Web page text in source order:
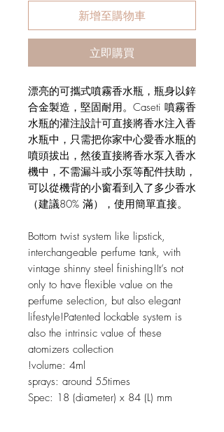
新增至購物車
立即購買
漂亮的可攜式噴霧香水瓶，瓶身以鋅
合金製造，堅固耐用。Caseti 噴霧香
水瓶的灌注設計可直接將香水注入香
水瓶中，只需把你家中心愛香水瓶的
噴頭拔出，然後直接將香水泵入香水
機中，不需漏斗或小泵等配件扶助，
可以從機背的小窗看到入了多少香水
（建議80% 滿），使用簡單直接。
Bottom twist system like lipstick,
interchangeable perfume tank, with
vintage shinny steel finishing!It’s not
only to have flexible value on the
perfume selection, but also elegant
lifestyle!Patented lockable system is
also the intrinsic value of these
atomizers collection
!volume: 4ml
sprays: around 55times
Spec: 18 (diameter) x 84 (L) mm